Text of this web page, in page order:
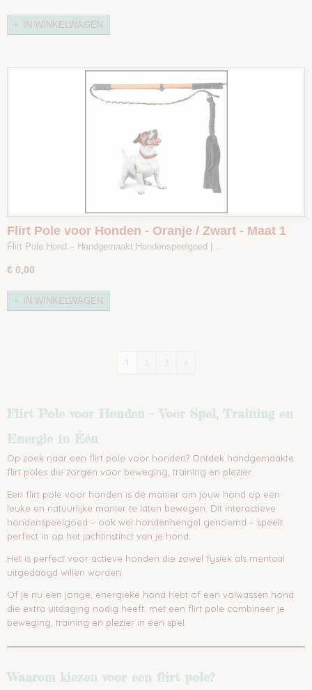
IN WINKELWAGEN
Flirt Pole voor Honden - Oranje / Zwart - Maat 1
Flirt Pole Hond – Handgemaakt Hondenspeelgoed |…
€ 0,00
IN WINKELWAGEN
1 2 3 »
Flirt Pole voor Honden – Voor Spel, Training en
Energie in Één
Op zoek naar een flirt pole voor honden? Ontdek handgemaakte
flirt poles die zorgen voor beweging, training en plezier.
Een flirt pole voor honden is dé manier om jouw hond op een
leuke en natuurlijke manier te laten bewegen. Dit interactieve
hondenspeelgoed – ook wel hondenhengel genoemd – speelt
perfect in op het jachtinstinct van je hond.
Het is perfect voor actieve honden die zowel fysiek als mentaal
uitgedaagd willen worden.
Of je nu een jonge, energieke hond hebt of een volwassen hond
die extra uitdaging nodig heeft: met een flirt pole combineer je
beweging, training en plezier in één spel.
Waarom kiezen voor een flirt pole?